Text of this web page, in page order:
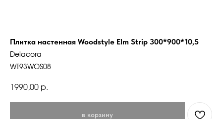
Плитка настенная Woodstyle Elm Strip 300*900*10,5
Delacora
WT93WOS08
1990,00 р.
в корзину